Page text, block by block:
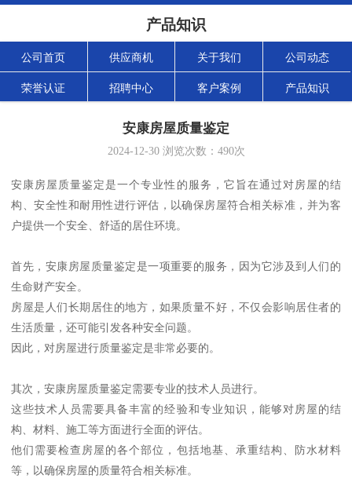
产品知识
公司首页 供应商机 关于我们 公司动态
荣誉认证 招聘中心 客户案例 产品知识
安康房屋质量鉴定
2024-12-30浏览次数： 490次
安康房屋质量鉴定是一个专业性的服务，它旨在通过对房屋的结
构、安全性和耐用性进行评估，以确保房屋符合相关标准，并为客
户提供一个安全、舒适的居住环境。
首先，安康房屋质量鉴定是一项重要的服务，因为它涉及到人们的
生命财产安全。
房屋是人们长期居住的地方，如果质量不好，不仅会影响居住者的
生活质量，还可能引发各种安全问题。
因此，对房屋进行质量鉴定是非常必要的。
其次，安康房屋质量鉴定需要专业的技术人员进行。
这些技术人员需要具备丰富的经验和专业知识，能够对房屋的结
构、材料、施工等方面进行全面的评估。
他们需要检查房屋的各个部位，包括地基、承重结构、防水材料
等，以确保房屋的质量符合相关标准。